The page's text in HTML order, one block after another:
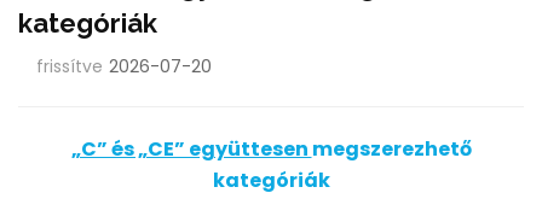
kategóriák
frissítve 2026-07-20
„C” és „CE” együttesen megszerezhető
kategóriák